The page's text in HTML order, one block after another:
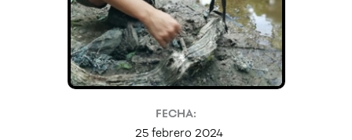
FECHA:
25 febrero 2024